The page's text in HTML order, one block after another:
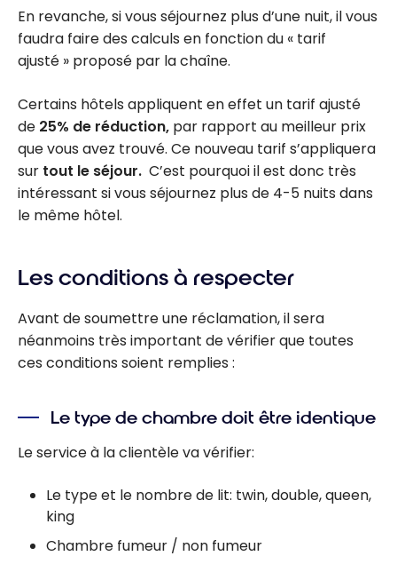
En revanche, si vous séjournez plus d’une nuit, il vous
faudra faire des calculs en fonction du « tarif
ajusté » proposé par la chaîne.
Certains hôtels appliquent en effet un tarif ajusté
de 25% de réduction, par rapport au meilleur prix
que vous avez trouvé. Ce nouveau tarif s’appliquera
sur tout le séjour. C’est pourquoi il est donc très
intéressant si vous séjournez plus de 4-5 nuits dans
le même hôtel.
Les conditions à respecter
Avant de soumettre une réclamation, il sera
néanmoins très important de vérifier que toutes
ces conditions soient remplies :
Le type de chambre doit être identique
Le service à la clientèle va vérifier:
Le type et le nombre de lit: twin, double, queen,
king
Chambre fumeur / non fumeur